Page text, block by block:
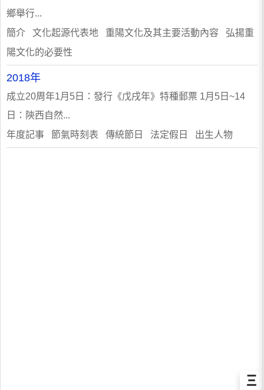
鄉舉行...
簡介 文化起源代表地 重陽文化及其主要活動內容 弘揚重
陽文化的必要性
2018年
成立20周年1月5日：發行《戊戌年》特種郵票 1月5日~14
日：陝西自然...
年度記事 節氣時刻表 傳統節日 法定假日 出生人物
Ξ